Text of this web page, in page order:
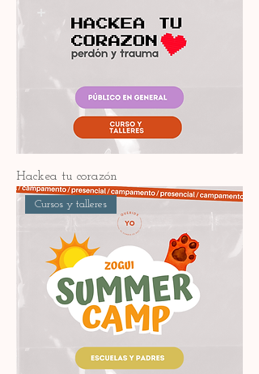
Hackea tu corazón
Cursos y talleres